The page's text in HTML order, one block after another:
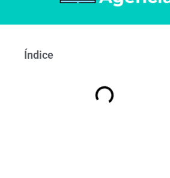
Índice